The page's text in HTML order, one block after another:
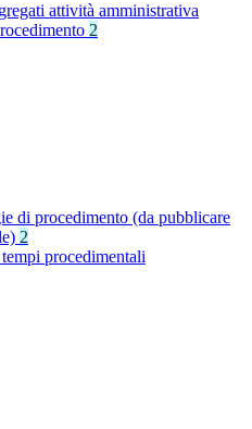
attività amministrativa
2
di procedimento (da pubblicare
2
procedimentali